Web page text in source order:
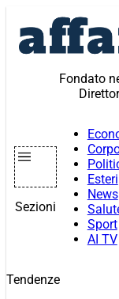
contenuto
Fondato
Sezioni
Esteri
News
Sport
AI TV
Tendenze